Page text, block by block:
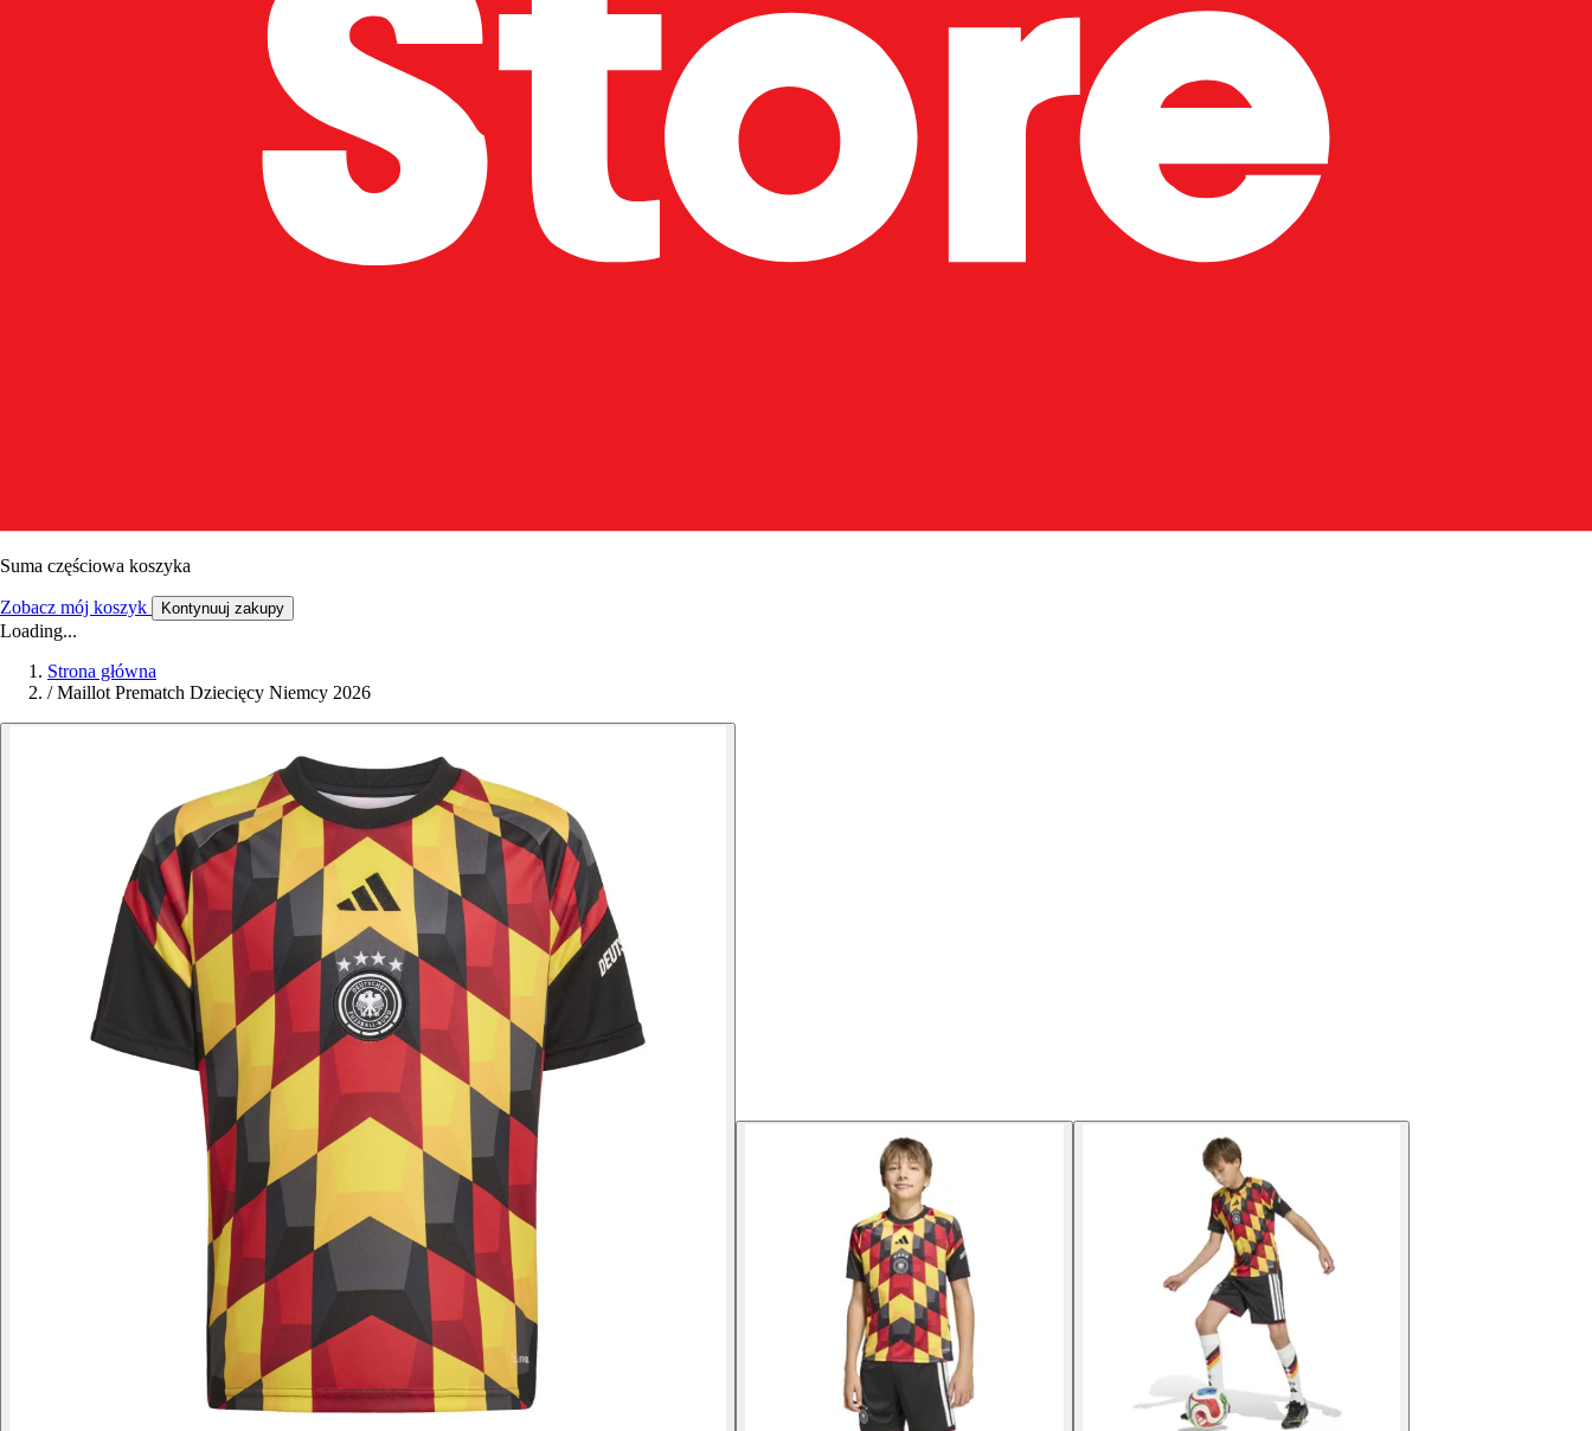
Suma częściowa koszyka
Zobacz mój koszyk Kontynuuj zakupy
Loading...
Strona główna
/ Maillot Prematch Dziecięcy Niemcy 2026